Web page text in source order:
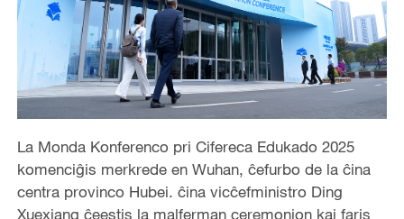
La Monda Konferenco pri Cifereca Edukado 2025
komenciĝis merkrede en Wuhan, ĉefurbo de la ĉina
centra provinco Hubei. ĉina vicĉefministro Ding
Xuexiang ĉeestis la malferman ceremonion kaj faris